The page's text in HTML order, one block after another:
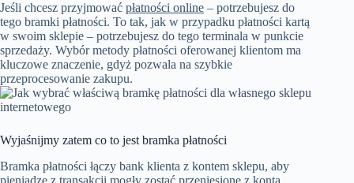
Jeśli chcesz przyjmować płatności online – potrzebujesz do
tego bramki płatności. To tak, jak w przypadku płatności kartą
w swoim sklepie – potrzebujesz do tego terminala w punkcie
sprzedaży. Wybór metody płatności oferowanej klientom ma
kluczowe znaczenie, gdyż pozwala na szybkie
przeprocesowanie zakupu.
Wyjaśnijmy zatem co to jest bramka płatności
Bramka płatności łączy bank klienta z kontem sklepu, aby
pieniądze z transakcji mogły zostać przeniesione z konta